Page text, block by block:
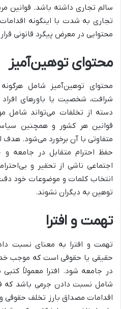
سالم تجاری داشته باشد. قوانین
تجاری به شدت با اینگونه
محتوایی در معرض پیگرد قانونی
محتوای توهین‌آمیز
محتوای توهین‌آمیز شامل
شرافت، شخصیت یا باورهای
دسته از تخلفات می‌تواند شامل
قوانین هر کشور و همچنین
متفاوتی با آن برخورد می‌شود. هدف
حفظ احترام متقابل در جامعه و
اجتماعی ناشی از تحقیر و
انتخاب کلمات و موضوعات خود
توهین به دیگران نشوند.
تهمت و افترا
تهمت و افترا به معنای نسبت
حقیقی یا حقوقی است که موجب
در جامعه شود. افترا معمولاً
شامل نسبت دادن جرمی باشد که
اقدامات مصداق بارز تخلف